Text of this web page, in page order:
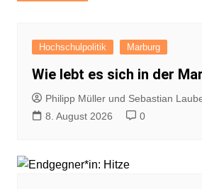
Hochschulpolitik Marburg
Wie lebt es sich in der
Philipp Müller und Sebastian
8. August 2026
0